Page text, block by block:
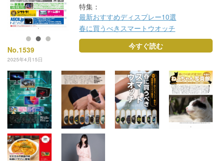
No.1539
2025年4月15日
特集：
最新おすすめディスプレー10選
春に買うべきスマートウオッチ
今すぐ読む